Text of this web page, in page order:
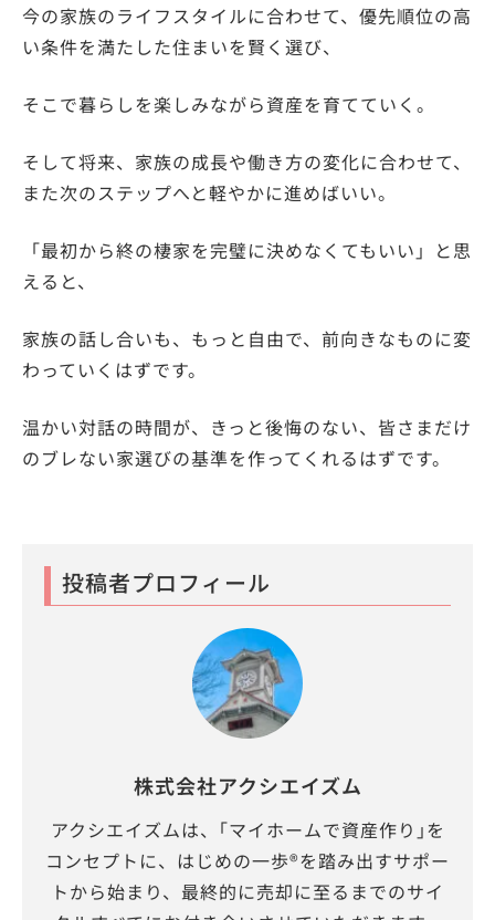
今の家族のライフスタイルに合わせて、優先順位の高
い条件を満たした住まいを賢く選び、
そこで暮らしを楽しみながら資産を育てていく。
そして将来、家族の成長や働き方の変化に合わせて、
また次のステップへと軽やかに進めばいい。
「最初から終の棲家を完璧に決めなくてもいい」と思
えると、
家族の話し合いも、もっと自由で、前向きなものに変
わっていくはずです。
温かい対話の時間が、きっと後悔のない、皆さまだけ
のブレない家選びの基準を作ってくれるはずです。
投稿者プロフィール
株式会社アクシエイズム
アクシエイズムは、｢マイホームで資産作り｣を
コンセプトに、はじめの一歩®を踏み出すサポー
トから始まり、最終的に売却に至るまでのサイ